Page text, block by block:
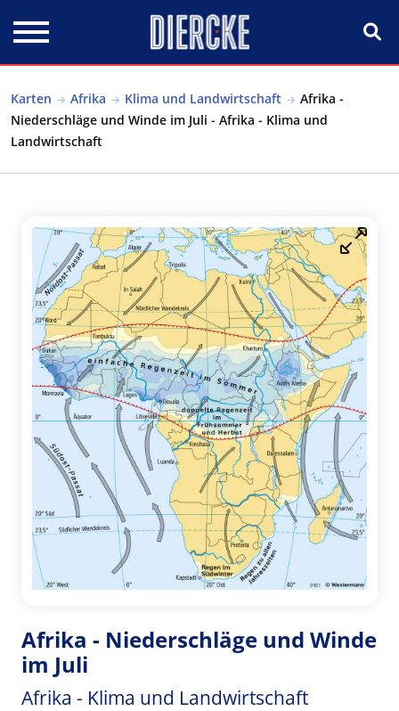
Karten Afrika Klima und Landwirtschaft
Afrika -
Niederschläge und Winde im Juli - Afrika - Klima und
Landwirtschaft
Afrika - Niederschläge und Winde
im Juli
Afrika - Klima und Landwirtschaft